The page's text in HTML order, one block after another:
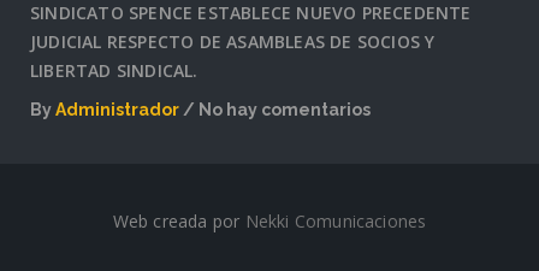
BANCO
CHILE
SINDICATO SPENCE ESTABLECE NUEVO PRECEDENTE
JUDICIAL RESPECTO DE ASAMBLEAS DE SOCIOS Y
LIBERTAD SINDICAL.
ByAdministrador
No hay comentarios
NUEVO
Web creada por Nekki Comunicaciones